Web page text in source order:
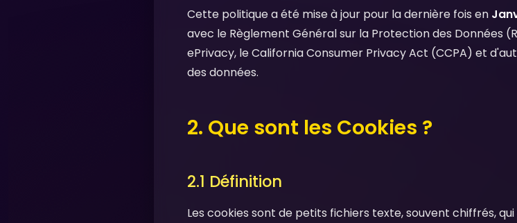
Cette politique a été mise à jour pour la dernière fois en
avec le Règlement Général sur la Protection des Données
ePrivacy, le California Consumer Privacy Act (CCPA) et
des données.
2. Que sont les Cookies ?
2.1 Définition
Les cookies sont de petits fichiers texte, souvent chiffrés,